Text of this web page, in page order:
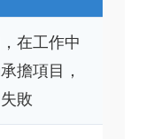
在工作中
擔項目，
敗